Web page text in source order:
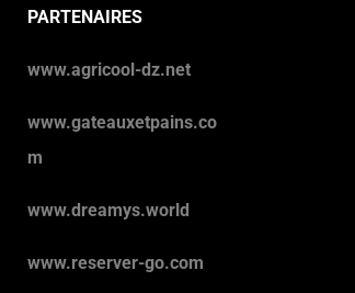
PARTENAIRES
www.agricool-dz.net
www.gateauxetpains.co
m
www.dreamys.world
www.reserver-go.com